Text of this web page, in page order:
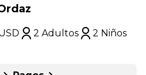
2 Adultos
2 Niños